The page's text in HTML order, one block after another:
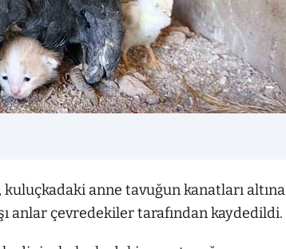
anne tavuğun kanatları altına
anlar çevredekiler tarafından kaydedildi.